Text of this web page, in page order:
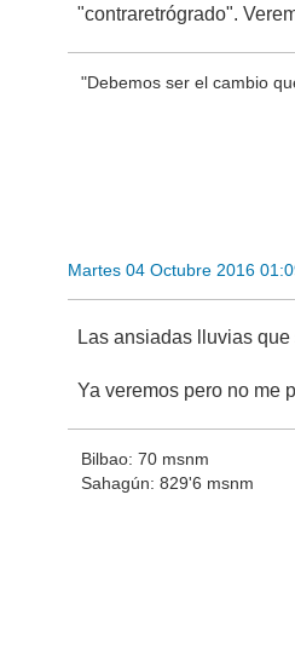
"contraretrógrado".
"Debemos ser el cambio
Martes 04 Octubre 2016
Las ansiadas lluvias
Ya veremos pero no me
Bilbao: 70 msnm
Sahagún: 829'6 msnm